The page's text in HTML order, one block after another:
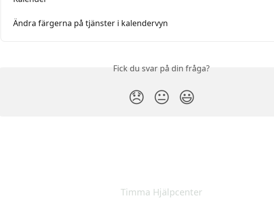
Ändra färgerna på tjänster i kalendervyn
Fick du svar på din fråga?
😞 😐 😃
Timma Hjälpcenter